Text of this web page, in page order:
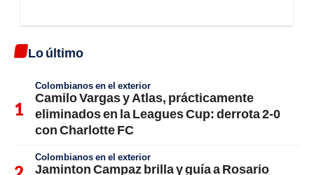
Lo último
Colombianos en el exterior
Camilo Vargas y Atlas, prácticamente
eliminados en la Leagues Cup: derrota 2-0
con Charlotte FC
Colombianos en el exterior
Jaminton Campaz brilla y guía a Rosario